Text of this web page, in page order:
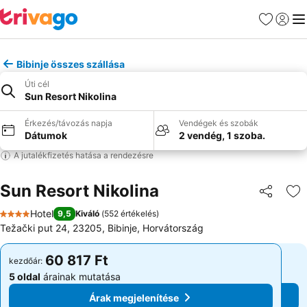
Kedvencek
Bibinje összes szállása
Úti cél
Sun Resort Nikolina
Érkezés/távozás napja
Dátumok
Vendégek és szobák
2 vendég, 1 szoba.
A jutalékfizetés hatása a rendezésre
Sun Resort Nikolina
4 Kategória
Hotel 9,5 Kiváló (552 értékelés)
Težački put 24, 23205, Bibinje, Horvátország
kezdőár: 60 817 Ft
5 oldal árainak mutatása
Árak megjelenítése
kezdőár: 60 817 Ft
5 oldal árainak mutatása
Árak megjelenítése